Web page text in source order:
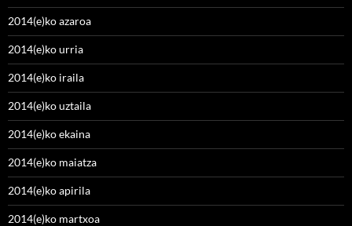
2014(e)ko azaroa
2014(e)ko urria
2014(e)ko iraila
2014(e)ko uztaila
2014(e)ko ekaina
2014(e)ko maiatza
2014(e)ko apirila
2014(e)ko martxoa